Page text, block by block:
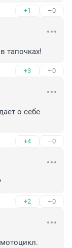
+1 –0
тапочках!
+3 –0
о себе
+4 –0
+2 –0